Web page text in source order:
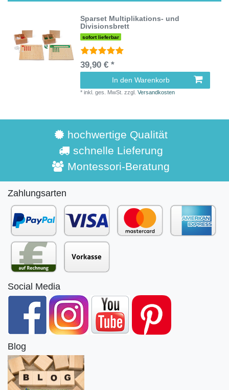
Sparset Multiplikations- und
Divisionsbrett
sofort lieferbar
39,90 € *
In den Warenkorb
*inkl. ges. MwSt. zzgl.Versandkosten
hochwertige Qualität
schnelle Lieferung
Montessori-Beratung
Zahlungsarten
Social Media
Blog